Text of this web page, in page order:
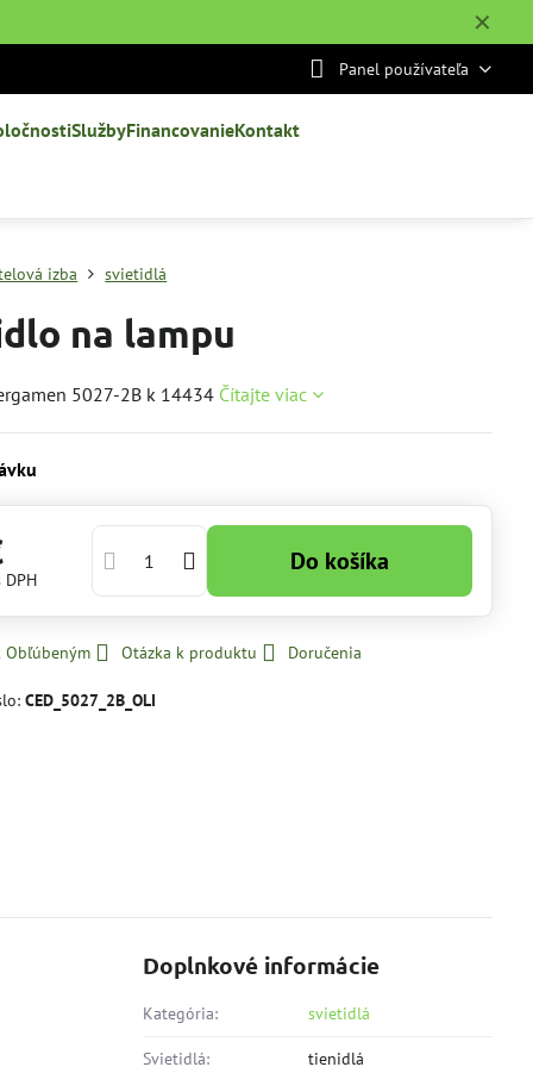
✕
Panel používateľa
SlužbyFinancovanieKontakt
izba svietidlá
na lampu
5027-2B k 14434 Čítajte viac
DPH
Do košíka
Obľúbeným Otázka k produktu Doručenia
CED_5027_2B_OLI
Doplnkové informácie
Kategória: svietidlá
Svietidlá: tienidlá